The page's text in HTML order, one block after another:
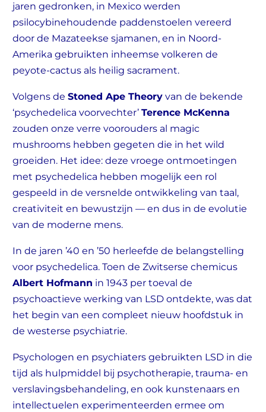
jaren gedronken, in Mexico werden
psilocybinehoudende paddenstoelen vereerd
door de Mazateekse sjamanen, en in Noord-
Amerika gebruikten inheemse volkeren de
peyote-cactus als heilig sacrament.
Volgens de Stoned Ape Theory van de bekende
‘psychedelica voorvechter’ Terence McKenna
zouden onze verre voorouders al magic
mushrooms hebben gegeten die in het wild
groeiden. Het idee: deze vroege ontmoetingen
met psychedelica hebben mogelijk een rol
gespeeld in de versnelde ontwikkeling van taal,
creativiteit en bewustzijn — en dus in de evolutie
van de moderne mens.
In de jaren ’40 en ’50 herleefde de belangstelling
voor psychedelica. Toen de Zwitserse chemicus
Albert Hofmann in 1943 per toeval de
psychoactieve werking van LSD ontdekte, was dat
het begin van een compleet nieuw hoofdstuk in
de westerse psychiatrie.
Psychologen en psychiaters gebruikten LSD in die
tijd als hulpmiddel bij psychotherapie, trauma- en
verslavingsbehandeling, en ook kunstenaars en
intellectuelen experimenteerden ermee om